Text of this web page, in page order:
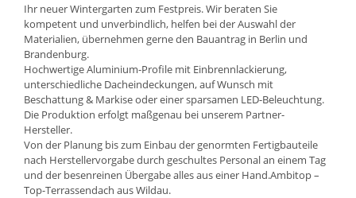
Ihr neuer Wintergarten zum Festpreis. Wir beraten Sie
kompetent und unverbindlich, helfen bei der Auswahl der
Materialien, übernehmen gerne den Bauantrag in Berlin und
Brandenburg.
Hochwertige Aluminium-Profile mit Einbrennlackierung,
unterschiedliche Dacheindeckungen, auf Wunsch mit
Beschattung & Markise oder einer sparsamen LED-Beleuchtung.
Die Produktion erfolgt maßgenau bei unserem Partner-
Hersteller.
Von der Planung bis zum Einbau der genormten Fertigbauteile
nach Herstellervorgabe durch geschultes Personal an einem Tag
und der besenreinen Übergabe alles aus einer Hand.Ambitop –
Top-Terrassendach aus Wildau.